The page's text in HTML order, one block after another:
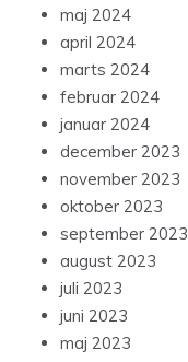
maj 2024
april 2024
marts 2024
februar 2024
januar 2024
december 2023
november 2023
oktober 2023
september 2023
august 2023
juli 2023
juni 2023
maj 2023